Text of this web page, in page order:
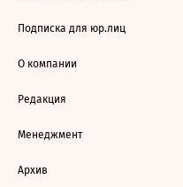
Подписка для юр.лиц
О компании
Редакция
Менеджмент
Архив